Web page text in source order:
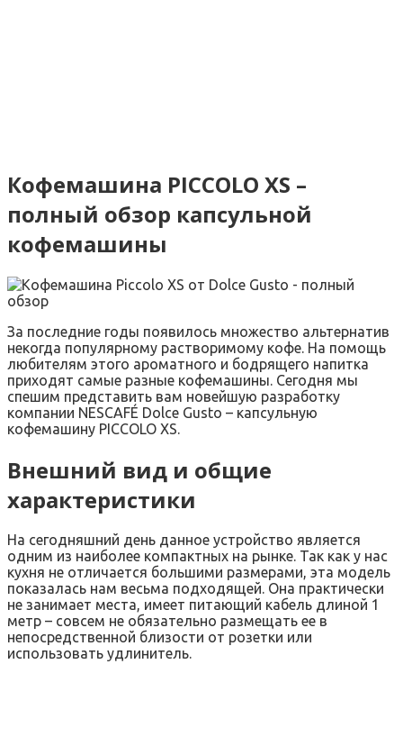
Кофемашина PICCOLO XS –
полный обзор капсульной
кофемашины
За последние годы появилось множество альтернатив
некогда популярному растворимому кофе. На помощь
любителям этого ароматного и бодрящего напитка
приходят самые разные кофемашины. Сегодня мы
спешим представить вам новейшую разработку
компании NESCAFÉ Dolce Gusto – капсульную
кофемашину PICCOLO XS.
Внешний вид и общие
характеристики
На сегодняшний день данное устройство является
одним из наиболее компактных на рынке. Так как у нас
кухня не отличается большими размерами, эта модель
показалась нам весьма подходящей. Она практически
не занимает места, имеет питающий кабель длиной 1
метр – совсем не обязательно размещать ее в
непосредственной близости от розетки или
использовать удлинитель.